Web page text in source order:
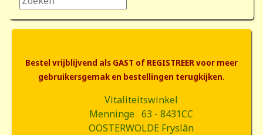
Bestel vrijblijvend als GAST of REGISTREER voor meer
gebruikersgemak en bestellingen terugkijken.
Vitaliteitswinkel
Menninge 63 - 8431CC
OOSTERWOLDE Fryslân